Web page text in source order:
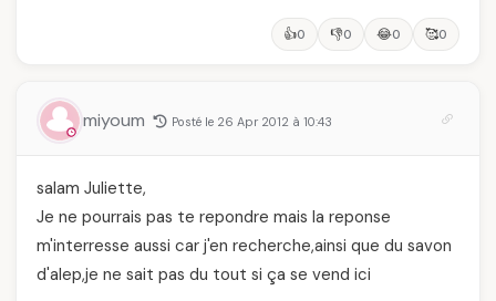
👍0 👎0 😂0 🥰0
miyoum Posté le 26 Apr 2012 à 10:43
salam Juliette,
Je ne pourrais pas te repondre mais la reponse
m'interresse aussi car j'en recherche,ainsi que du savon
d'alep,je ne sait pas du tout si ça se vend ici